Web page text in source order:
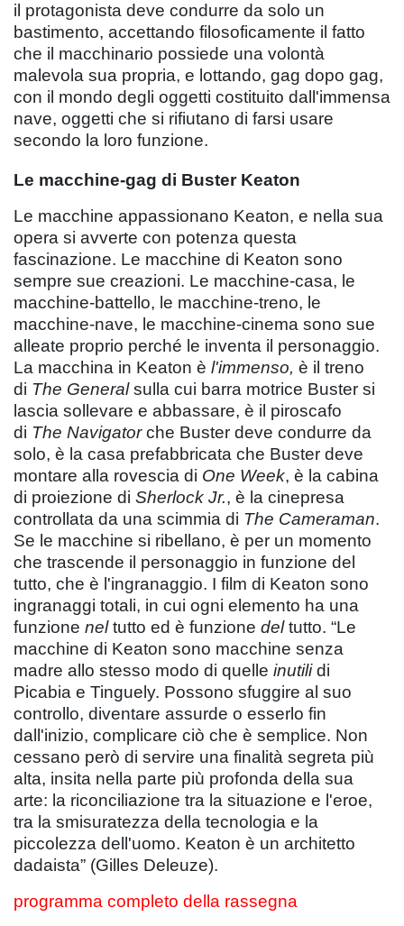
il protagonista deve condurre da solo un
bastimento, accettando filosoficamente il fatto
che il macchinario possiede una volontà
malevola sua propria, e lottando, gag dopo gag,
con il mondo degli oggetti costituito dall'immensa
nave, oggetti che si rifiutano di farsi usare
secondo la loro funzione.
Le macchine-gag di Buster Keaton
Le macchine appassionano Keaton, e nella sua
opera si avverte con potenza questa
fascinazione. Le macchine di Keaton sono
sempre sue creazioni. Le macchine-casa, le
macchine-battello, le macchine-treno, le
macchine-nave, le macchine-cinema sono sue
alleate proprio perché le inventa il personaggio.
La macchina in Keaton è l'immenso, è il treno
di The Generalsulla cui barra motrice Buster si
lascia sollevare e abbassare, è il piroscafo
di The Navigatorche Buster deve condurre da
solo, è la casa prefabbricata che Buster deve
montare alla rovescia di One Week, è la cabina
di proiezione di Sherlock Jr., è la cinepresa
controllata da una scimmia di The Cameraman.
Se le macchine si ribellano, è per un momento
che trascende il personaggio in funzione del
tutto, che è l'ingranaggio. I film di Keaton sono
ingranaggi totali, in cui ogni elemento ha una
funzione neltutto ed è funzione deltutto. “Le
macchine di Keaton sono macchine senza
madre allo stesso modo di quelle inutilidi
Picabia e Tinguely. Possono sfuggire al suo
controllo, diventare assurde o esserlo fin
dall'inizio, complicare ciò che è semplice. Non
cessano però di servire una finalità segreta più
alta, insita nella parte più profonda della sua
arte: la riconciliazione tra la situazione e l'eroe,
tra la smisuratezza della tecnologia e la
piccolezza dell'uomo. Keaton è un architetto
dadaista” (Gilles Deleuze).
programma completo della rassegna